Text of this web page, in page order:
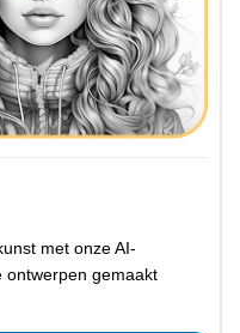
met onze AI-
ontwerpen gemaakt